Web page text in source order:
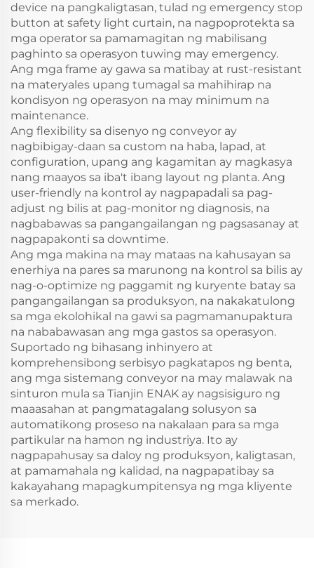
device na pangkaligtasan, tulad ng emergency stop
button at safety light curtain, na nagpoprotekta sa
mga operator sa pamamagitan ng mabilisang
paghinto sa operasyon tuwing may emergency.
Ang mga frame ay gawa sa matibay at rust-resistant
na materyales upang tumagal sa mahihirap na
kondisyon ng operasyon na may minimum na
maintenance.
Ang flexibility sa disenyo ng conveyor ay
nagbibigay-daan sa custom na haba, lapad, at
configuration, upang ang kagamitan ay magkasya
nang maayos sa iba't ibang layout ng planta. Ang
user-friendly na kontrol ay nagpapadali sa pag-
adjust ng bilis at pag-monitor ng diagnosis, na
nagbabawas sa pangangailangan ng pagsasanay at
nagpapakonti sa downtime.
Ang mga makina na may mataas na kahusayan sa
enerhiya na pares sa marunong na kontrol sa bilis ay
nag-o-optimize ng paggamit ng kuryente batay sa
pangangailangan sa produksyon, na nakakatulong
sa mga ekolohikal na gawi sa pagmamanupaktura
na nababawasan ang mga gastos sa operasyon.
Suportado ng bihasang inhinyero at
komprehensibong serbisyo pagkatapos ng benta,
ang mga sistemang conveyor na may malawak na
sinturon mula sa Tianjin ENAK ay nagsisiguro ng
maaasahan at pangmatagalang solusyon sa
automatikong proseso na nakalaan para sa mga
partikular na hamon ng industriya. Ito ay
nagpapahusay sa daloy ng produksyon, kaligtasan,
at pamamahala ng kalidad, na nagpapatibay sa
kakayahang mapagkumpitensya ng mga kliyente
sa merkado.